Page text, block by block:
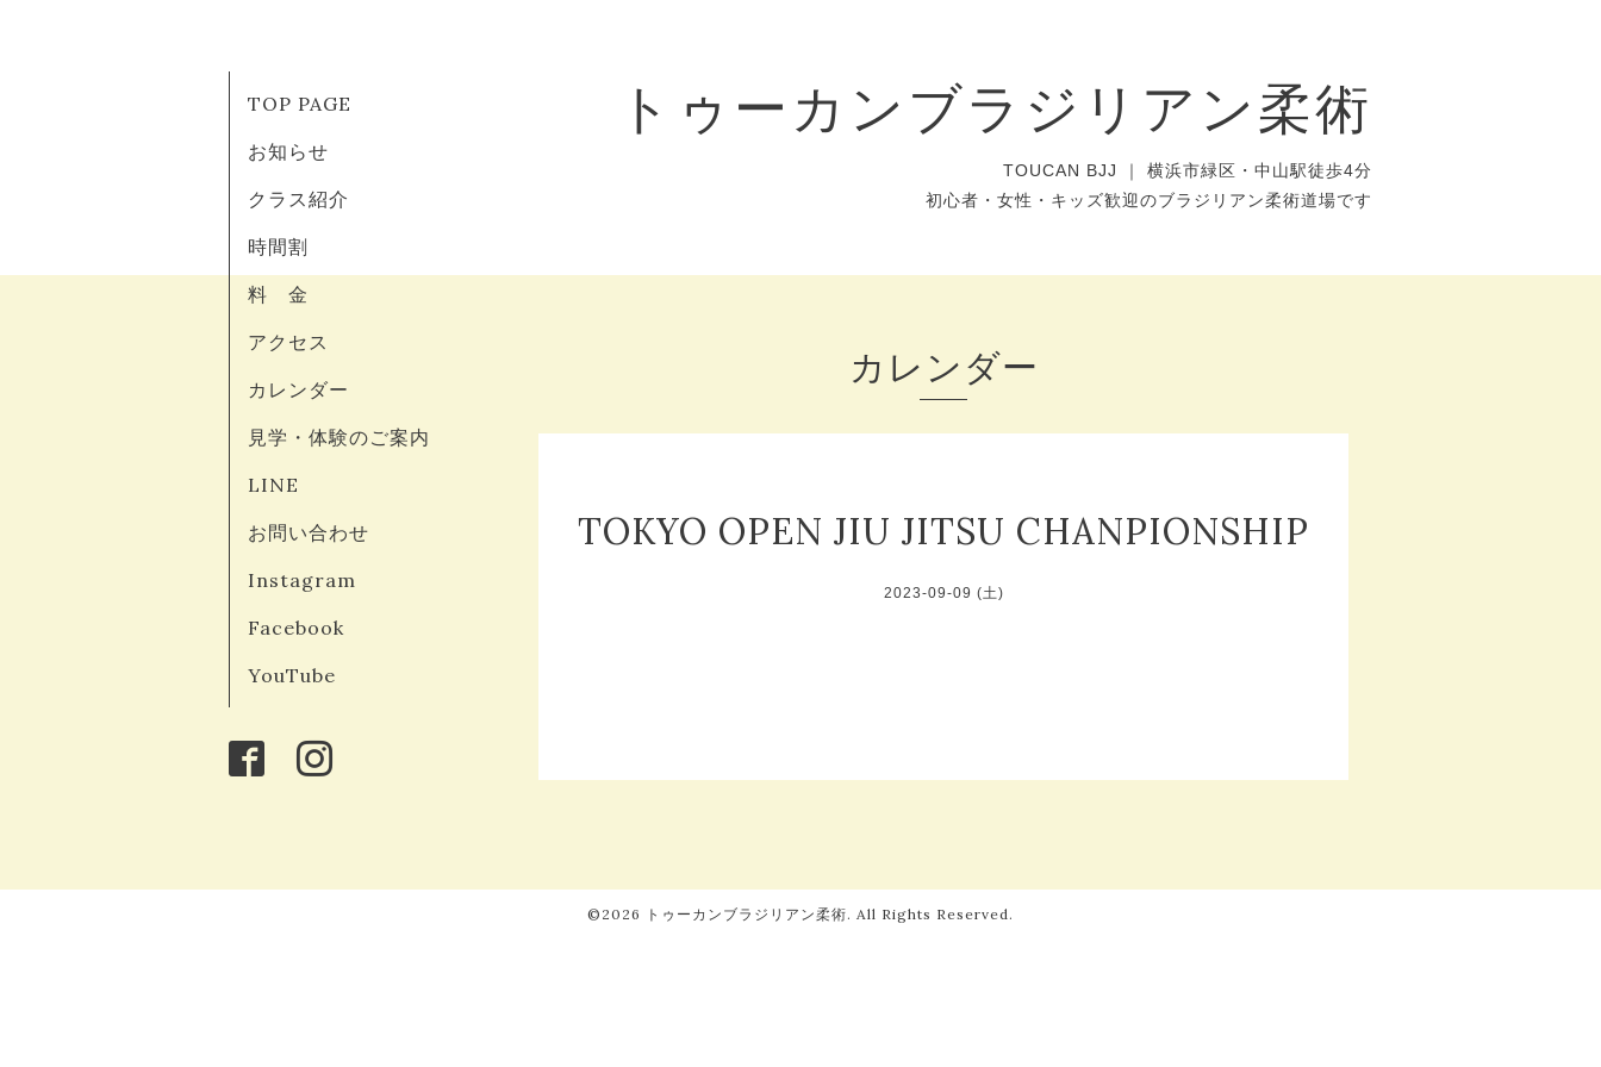
トゥーカンブラジリアン柔術
TOUCAN BJJ ｜ 横浜市緑区・中山駅徒歩4分
初心者・女性・キッズ歓迎のブラジリアン柔術道場です
TOP PAGE
お知らせ
クラス紹介
時間割
料 金
アクセス
カレンダー
見学・体験のご案内
LINE
お問い合わせ
Instagram
Facebook
YouTube
カレンダー
TOKYO OPEN JIU JITSU CHANPIONSHIP
2023-09-09 (土)
©2026 トゥーカンブラジリアン柔術. All Rights Reserved.